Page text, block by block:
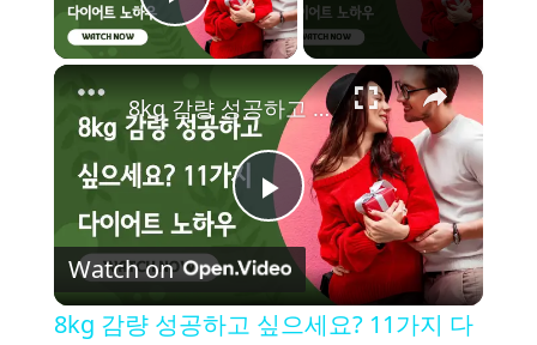
Play Video
×
P
l
8kg 감량 성공하고 싶으세요? 11가지 다이어트 노하우
Watch on
8kg 감량 성공하고 싶으세요? 11가지 다